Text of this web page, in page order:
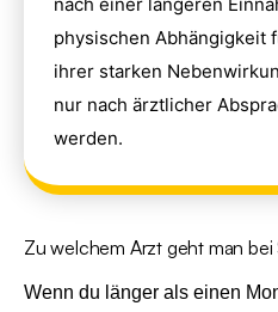
physischen Abhängigkeit
ihrer starken
nur nach ärztlicher
werden.
Zu welchem Arzt geht man
Wenn du länger als einen